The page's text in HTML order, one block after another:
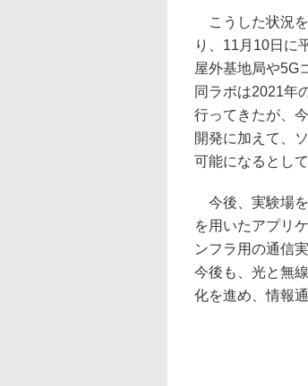
こうした状況を
り、11月10日に
屋外基地局や5G
同ラボは2021年
行ってきたが、
開発に加えて、
可能になるとして
今後、実験場
を用いたアプリ
ンフラ用の通信
今後も、光と無
化を進め、情報